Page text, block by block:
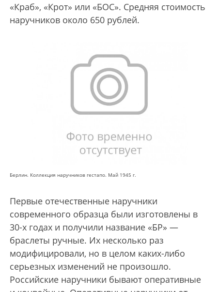
«Краб», «Крот» или «БОС». Средняя стоимость
наручников около 650 рублей.
Берлин. Коллекция наручников гестапо. Май 1945 г.
Первые отечественные наручники
современного образца были изготовлены в
30-х годах и получили название «БР» —
браслеты ручные. Их несколько раз
модифицировали, но в целом каких-либо
серьезных изменений не произошло.
Российские наручники бывают оперативные